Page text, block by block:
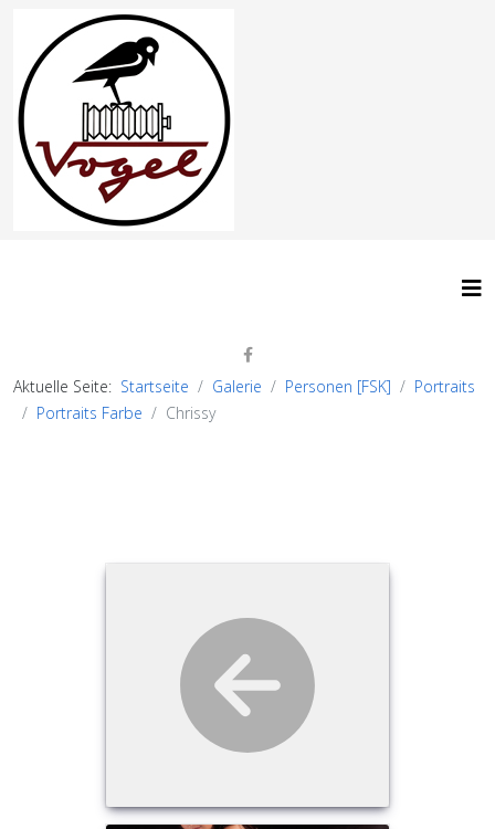
Aktuelle Seite: Startseite Galerie Personen [FSK]
Portraits
Portraits Farbe
Chrissy